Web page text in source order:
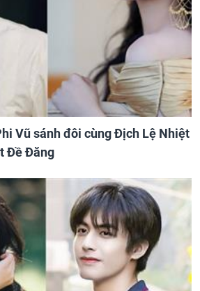
Vũ sánh đôi cùng Địch Lệ Nhiệt
Đề Đăng